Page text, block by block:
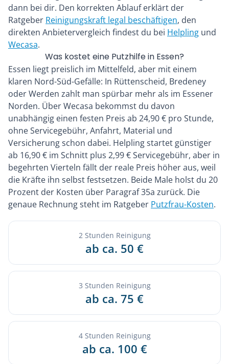
dann bei dir. Den korrekten Ablauf erklärt der
Ratgeber Reinigungskraft legal beschäftigen, den
direkten Anbietervergleich findest du bei Helpling und
Wecasa.
Was kostet eine Putzhilfe in Essen?
Essen liegt preislich im Mittelfeld, aber mit einem
klaren Nord-Süd-Gefälle: In Rüttenscheid, Bredeney
oder Werden zahlt man spürbar mehr als im Essener
Norden. Über Wecasa bekommst du davon
unabhängig einen festen Preis ab 24,90 € pro Stunde,
ohne Servicegebühr, Anfahrt, Material und
Versicherung schon dabei. Helpling startet günstiger
ab 16,90 € im Schnitt plus 2,99 € Servicegebühr, aber in
begehrten Vierteln fällt der reale Preis höher aus, weil
die Kräfte ihn selbst festsetzen. Beide Male holst du 20
Prozent der Kosten über Paragraf 35a zurück. Die
genaue Rechnung steht im Ratgeber Putzfrau-Kosten.
2 Stunden Reinigung
ab ca. 50 €
3 Stunden Reinigung
ab ca. 75 €
4 Stunden Reinigung
ab ca. 100 €